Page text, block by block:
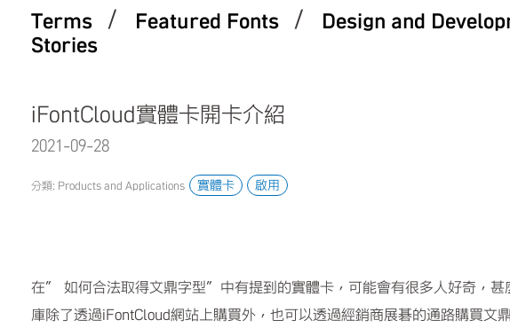
Terms / Featured Fonts / Design and
Stories
iFontCloud實體卡開卡介紹
2021-09-28 10:30:54.0
分類: Products and Applications 實體卡 啟用
在” 如何合法取得文鼎字型”中有提到的實體卡，可能會有很多人好奇，甚
庫除了透過iFontCloud網站上購買外，也可以透過經銷商展碁的通路購買文